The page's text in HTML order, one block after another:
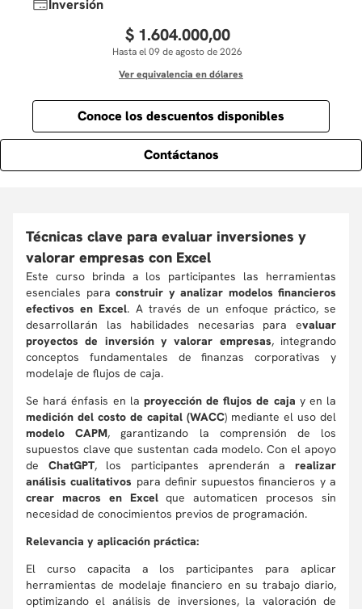
Inversión
$ 1.604.000,00
Hasta el 09 de agosto de 2026
Ver equivalencia en dólares
Conoce los descuentos disponibles
Contáctanos
Técnicas clave para evaluar inversiones y
valorar empresas con Excel
Este curso brinda a los participantes las herramientas
esenciales para construir y analizar modelos financieros
efectivos en Excel. A través de un enfoque práctico, se
desarrollarán las habilidades necesarias para evaluar
proyectos de inversión y valorar empresas, integrando
conceptos fundamentales de finanzas corporativas y
modelaje de flujos de caja.
Se hará énfasis en la proyección de flujos de caja y en la
medición del costo de capital (WACC) mediante el uso del
modelo CAPM, garantizando la comprensión de los
supuestos clave que sustentan cada modelo. Con el apoyo
de ChatGPT, los participantes aprenderán arealizar
análisis cualitativos para definir supuestos financieros y a
crear macros en Excelque automaticen procesos sin
necesidad de conocimientos previos de programación.
Relevancia y aplicación práctica:
El curso capacita a los participantes para aplicar
herramientas de modelaje financiero en su trabajo diario,
optimizando el análisis de inversiones, la valoración de